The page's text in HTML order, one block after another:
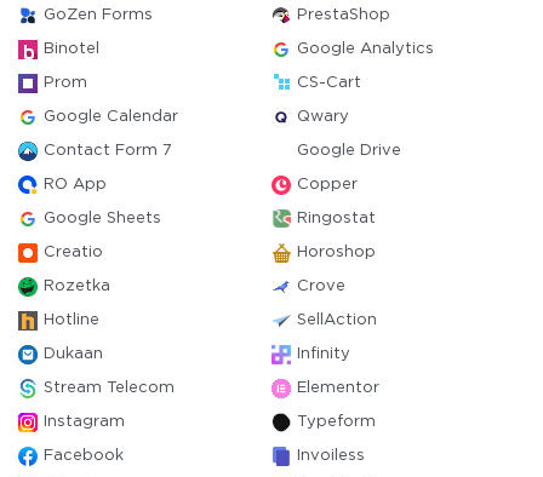
GoZen Forms PrestaShop
Binotel Google Analytics
Prom CS-Cart
Google Calendar Qwary
Contact Form 7 Google Drive
RO App Copper
Google Sheets Ringostat
Creatio Horoshop
Rozetka Crove
Hotline SellAction
Dukaan Infinity
Stream Telecom Elementor
Instagram Typeform
Facebook Invoiless